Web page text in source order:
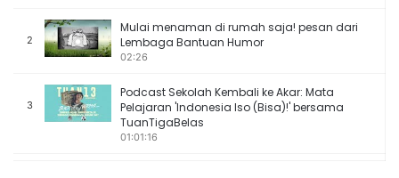
2
Mulai menaman di rumah saja! pesan dari
Lembaga Bantuan Humor
02:26
3
Podcast Sekolah Kembali ke Akar: Mata
Pelajaran 'Indonesia Iso (Bisa)!' bersama
TuanTigaBelas
01:01:16